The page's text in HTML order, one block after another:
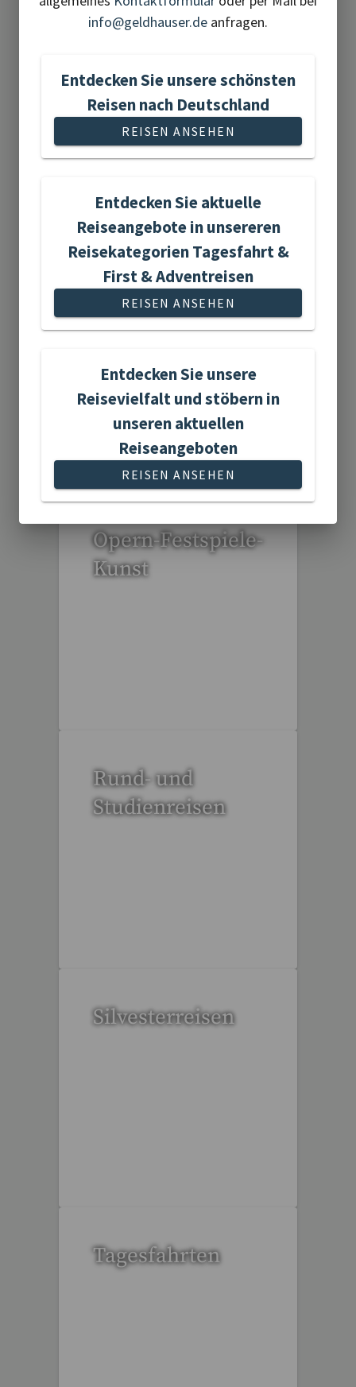
3 Reisen gefunden
Kurz- &
Städtereisen
Opern-Festspiele-
Kunst
Rund- und
Studienreisen
Silvesterreisen
Tagesfahrten
info@geldhauser.de anfragen.
Entdecken Sie unsere schönsten
Reisen nach Deutschland
REISEN ANSEHEN
Entdecken Sie aktuelle
Reiseangebote in unsereren
Reisekategorien Tagesfahrt &
First & Adventreisen
REISEN ANSEHEN
Entdecken Sie unsere
Reisevielfalt und stöbern in
unseren aktuellen
Reiseangeboten
REISEN ANSEHEN